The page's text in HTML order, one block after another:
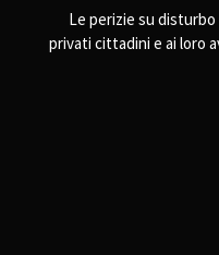
Le perizie su
privati cittadini e ai loro